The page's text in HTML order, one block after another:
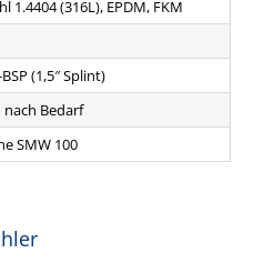
1.4404 (316L), EPDM, FKM
BSP (1,5″ Splint)
nach Bedarf
SMW 100